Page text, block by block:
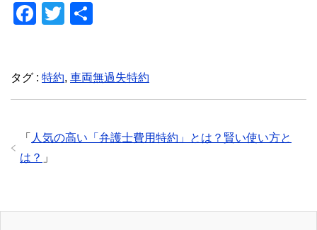
F
e
b
o
o
T
er
タグ : 特約, 車両無過失特約
「 人気の高い「弁護士費用特約」とは？賢い使い方と
は？ 」